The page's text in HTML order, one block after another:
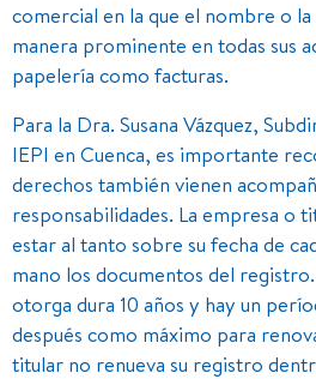
comercial en la que el nombre o
manera prominente en todas sus
papelería como facturas.
Para la Dra. Susana Vázquez,
IEPI en Cuenca, es importante
derechos también vienen
responsabilidades. La empresa o
estar al tanto sobre su fecha de
mano los documentos del
otorga dura 10 años y hay un
después como máximo para
titular no renueva su registro